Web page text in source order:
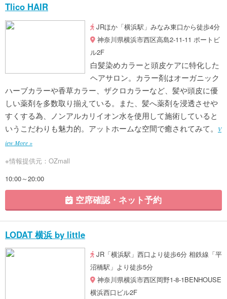
Tlico HAIR
JRほか「横浜駅」みなみ東口から徒歩4分
神奈川県横浜市西区高島2-11-11 ポートビ
ル2F
白髪染めカラーと頭皮ケアに特化した
ヘアサロン。カラー剤はオーガニック
ハーブカラーや香草カラー、ザクロカラーなど、髪や頭皮に優
しい薬剤を多数取り揃えている。また、髪へ薬剤を浸透させや
すくする為、ノンアルカリイオン水を使用して施術していると
いうこだわりも魅力的。アットホームな空間で癒されてみて。
V
iew More »
※情報提供元：OZmall
10:00～20:00
空席確認・ネット予約
LODAT 横浜 by little
JR「横浜駅」西口より徒歩6分 相鉄線「平
沼橋駅」より徒歩5分
神奈川県横浜市西区岡野1-8-1BENHOUSE
横浜西口ビル2F